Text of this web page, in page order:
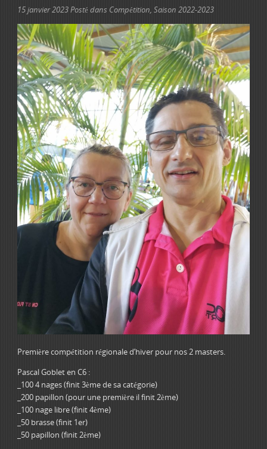
15 janvier 2023Posté dans Compétition, Saison 2022-2023
Première compétition régionale d’hiver pour nos 2 masters.
Pascal Goblet en C6 :
_100 4 nages (finit 3ème de sa catégorie)
_200 papillon (pour une première il finit 2ème)
_100 nage libre (finit 4ème)
_50 brasse (finit 1er)
_50 papillon (finit 2ème)